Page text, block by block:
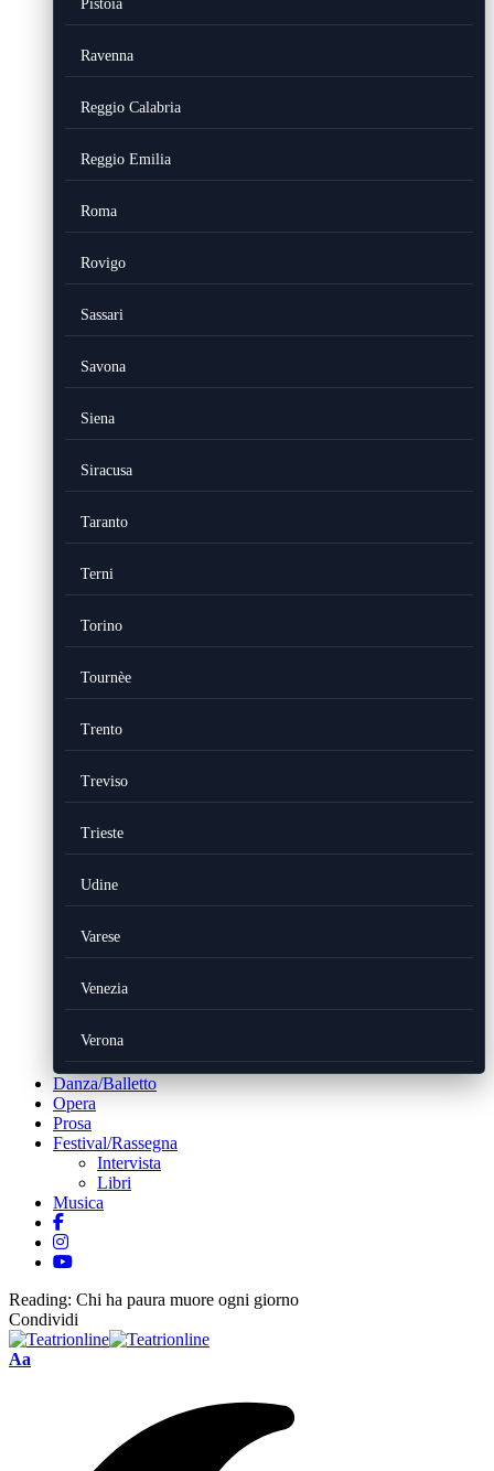
Pistoia
Ravenna
Reggio Calabria
Reggio Emilia
Roma
Rovigo
Sassari
Savona
Siena
Siracusa
Taranto
Terni
Torino
Tournèe
Trento
Treviso
Trieste
Udine
Varese
Venezia
Verona
Danza/Balletto
Opera
Prosa
Festival/Rassegna
Intervista
Libri
Musica
Reading: Chi ha paura muore ogni giorno
Condividi
Font
Aa